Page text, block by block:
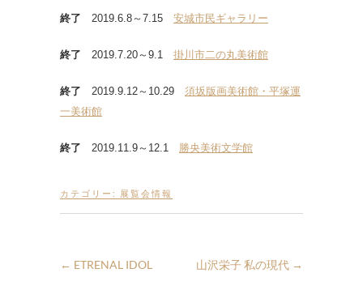
終了 2019.6.8～7.15 安城市民ギャラリー
終了 2019.7.20～9.1 掛川市二の丸美術館
終了 2019.9.12～10.29 須坂版画美術館・平塚運
一美術館
終了 2019.11.9～12.1 勝央美術文学館
カテゴリー: 展覧会情報
← ETRENAL IDOL 山沢栄子 私の現代 →